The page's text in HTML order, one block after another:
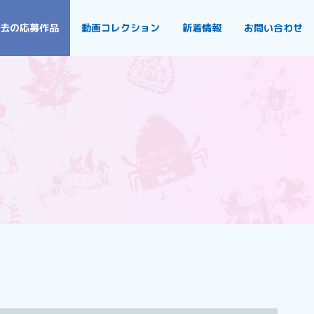
の応募作品 動画コレクション 新着情報 お問い合わせ